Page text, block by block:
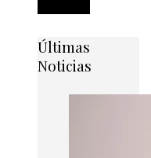
Últimas
Noticias